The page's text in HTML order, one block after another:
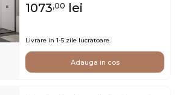
1073,00 lei
Livrare in 1-5 zile lucratoare.
Adauga in cos